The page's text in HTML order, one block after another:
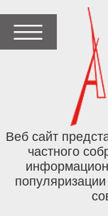
Веб сайт
частного
популяризации